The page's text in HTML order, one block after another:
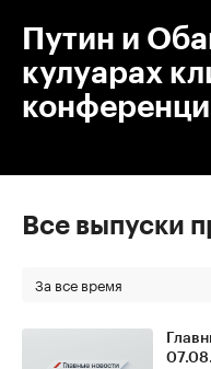
Путин и
кулуарах
Все выпуски
За все время